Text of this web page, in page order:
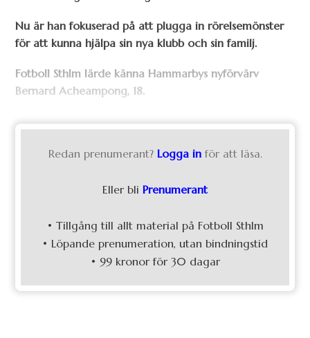
Nu är han fokuserad på att plugga in rörelsemönster
för att kunna hjälpa sin nya klubb och sin familj.
Fotboll Sthlm lärde känna Hammarbys nyförvärv
Bernard Acheampong, 18.
Redan prenumerant? Logga in för att läsa.
Eller bli Prenumerant
• Tillgång till allt material på Fotboll Sthlm
• Löpande prenumeration, utan bindningstid
• 99 kronor för 30 dagar